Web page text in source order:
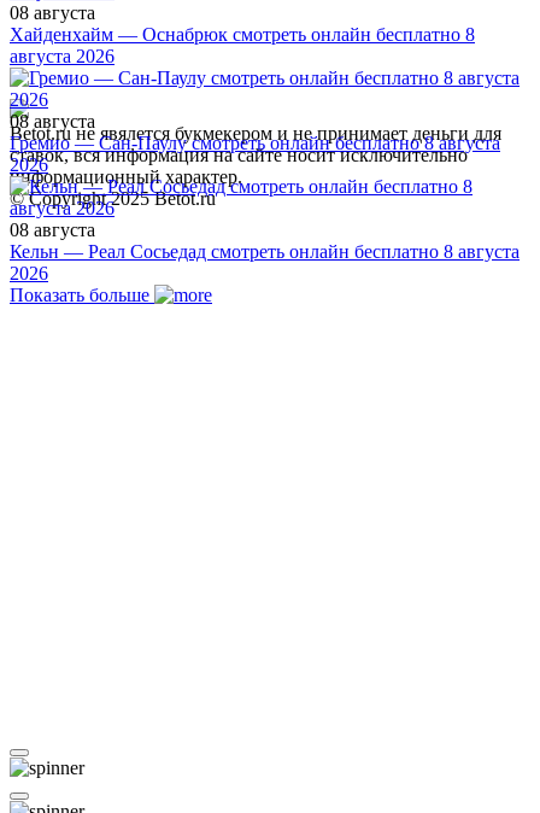
08 августа
Хайденхайм — Оснабрюк смотреть онлайн бесплатно 8
августа 2026
08 августа
Гремио — Сан-Паулу смотреть онлайн бесплатно 8 августа
2026
08 августа
Кельн — Реал Сосьедад смотреть онлайн бесплатно 8 августа
2026
Показать больше
Betot.ru не явялется букмекером и не принимает деньги для
ставок, вся информация на сайте носит исключительно
информационный характер.
© Copyright 2025 Betot.ru